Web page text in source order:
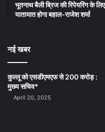
भूतनाथ बैली ब्रिज की रिपेयरिंग के
यातायात होगा बहाल-राजेश शर्मा
नई खबर
कुल्लू को एसडीएमएफ से 200 करोड़ :
मुख्य सचिव*
April 20, 2025